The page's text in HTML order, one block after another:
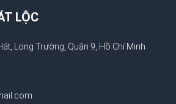
LỘC
Long Trường, Quận 9, Hồ Chí Minh